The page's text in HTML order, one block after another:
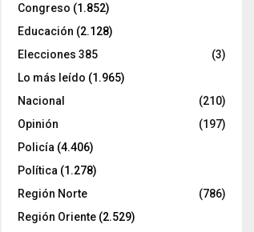
Congreso (1.852)
Educación (2.128)
Elecciones 385
(3)
Lo más leído (1.965)
Nacional
(210)
Opinión
(197)
Policía (4.406)
Política (1.278)
Región Norte
(786)
Región Oriente (2.529)